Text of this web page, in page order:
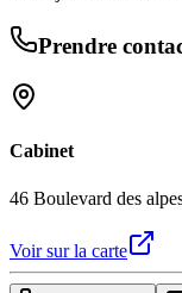
Prendre
Cabinet
46 Boulevard des
Voir sur la carte